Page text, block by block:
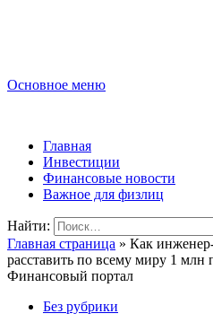
Основное меню
Главная
Инвестиции
Финансовые новости
Важное для физлиц
Найти:
Главная страница » Как инженер-
расставить по всему миру 1 млн
Финансовый портал
Без рубрики